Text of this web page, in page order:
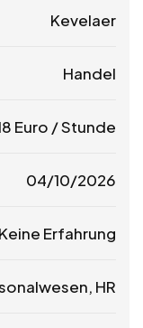
Kevelaer
Handel
Euro / Stunde
04/10/2026
Keine Erfahrung
HR